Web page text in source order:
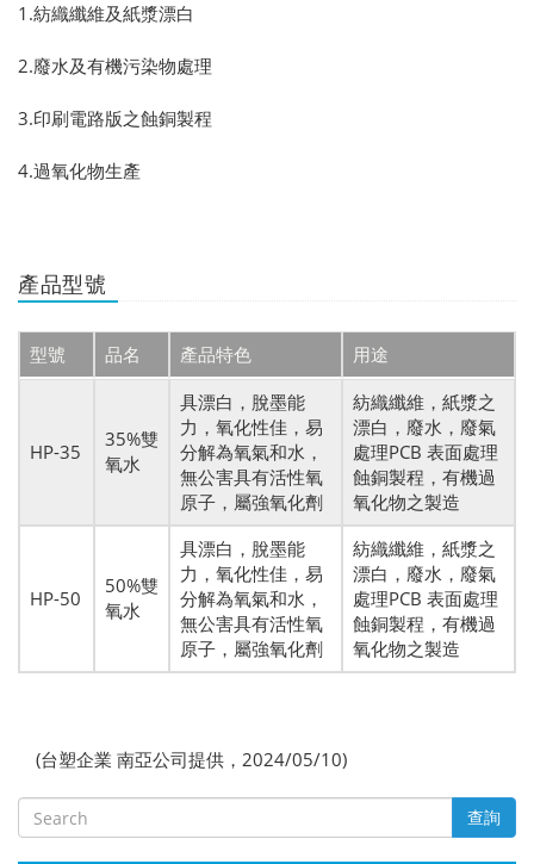
1.紡織纖維及紙漿漂白
2.廢水及有機污染物處理
3.印刷電路版之蝕銅製程
4.過氧化物生產
產品型號
型號 品名 產品特色 用途
HP-35
35%雙
氧水
具漂白，脫墨能
力，氧化性佳，易
分解為氧氣和水，
無公害具有活性氧
原子，屬強氧化劑
紡織纖維，紙漿之
漂白，廢水，廢氣
處理PCB 表面處理
蝕銅製程，有機過
氧化物之製造
HP-50
50%雙
氧水
具漂白，脫墨能
力，氧化性佳，易
分解為氧氣和水，
無公害具有活性氧
原子，屬強氧化劑
紡織纖維，紙漿之
漂白，廢水，廢氣
處理PCB 表面處理
蝕銅製程，有機過
氧化物之製造
(台塑企業 南亞公司提供，2024/05/10)
查詢